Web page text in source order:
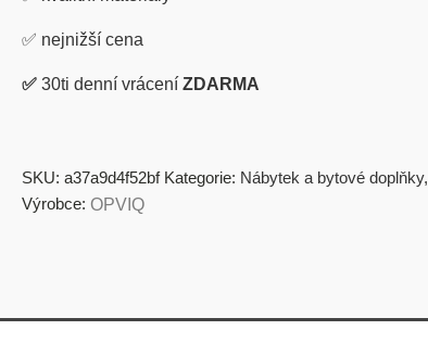
✅ nejnižší cena
✅ 30ti denní vrácení ZDARMA
SKU: a37a9d4f52bf Kategorie: Nábytek a bytové doplňky,
Výrobce: OPVIQ